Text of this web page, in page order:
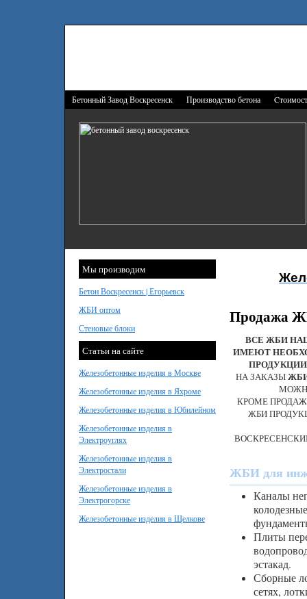
Бетонный Завод Воскресенск Производство бетона
Мы производим
Бетон Воскресенск | Егорьевск
ЖБИ оптом
Стеновые блоки
Статьи на сайте
Железобетонные изделия в Москве
Железобетонные изделия в Яхроме
Железобетонные изделия в Юбилейном
Железобетонные изделия в
Электроуглях
Железобетонные изделия в
Электростали
Железобетонные изделия в
Электрогорске
Железобетонные изделия в Щелкове
Продажа
ВСЕ ЖБИ
ИМЕЮТ
НА ЗАКАЗЫ
КРОМЕ
ЖБИ
ЖБИ для
Каналы
Плиты
эстакад.
Сборные
сетях,